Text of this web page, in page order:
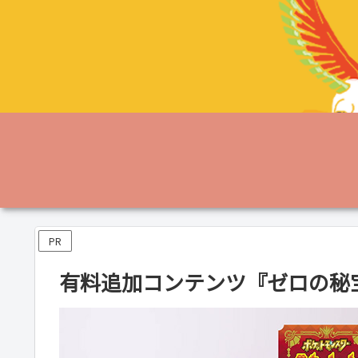
PR
有料追加コンテンツ『ゼロの